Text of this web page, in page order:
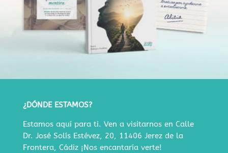
¿DÓNDE ESTAMOS?
Estamos aquí para ti. Ven a visitarnos en Calle
Dr. José Solís Estévez, 20, 11406 Jerez de la
Frontera, Cádiz¡Nos encantaría verte!